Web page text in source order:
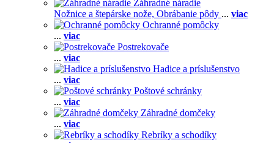
Záhradné náradie
Nožnice a štepárske nože, Obrábanie pôdy ... viac
Ochranné pomôcky
... viac
Postrekovače
... viac
Hadice a príslušenstvo
... viac
Poštové schránky
... viac
Záhradné domčeky
... viac
Rebríky a schodíky